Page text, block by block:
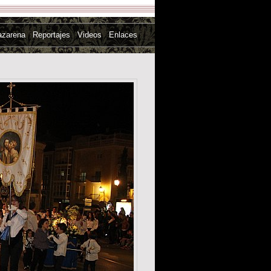
Reportajes Videos Enlaces